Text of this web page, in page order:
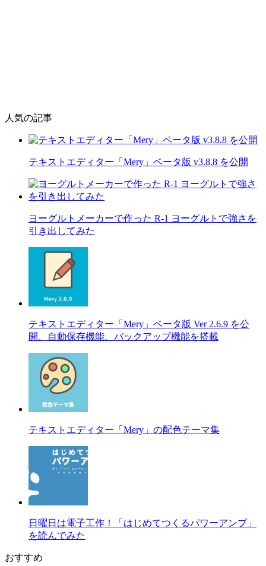
人気の記事
テキストエディター「Mery」ベータ版 v3.8.8 を公開
ヨーグルトメーカーで作った R-1 ヨーグルトで強さを
引き出してみた
テキストエディター「Mery」ベータ版 Ver 2.6.9 を公
開、自動保存機能、バックアップ機能を搭載
テキストエディター「Mery」の配色テーマ集
日曜日は電子工作！「はじめてつくるパワーアンプ」
を読んでみた
おすすめ